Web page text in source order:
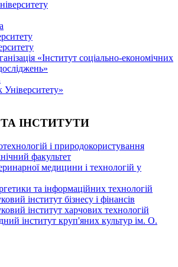
«Інститут соціально-економічних
Університету»
ІНСТИТУТИ
і природокористування
факультет
медицини і технологій у
та інформаційних технологій
інститут бізнесу і фінансів
інститут харчових технологій
інститут круп'яних культур ім. О.